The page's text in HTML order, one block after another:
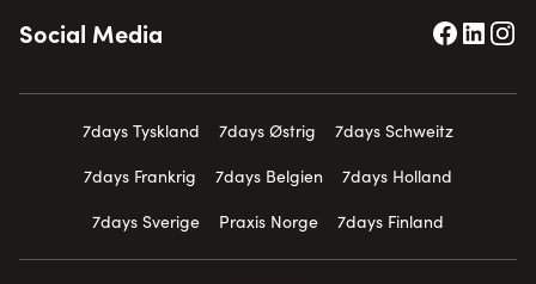
Social Media
7days Tyskland 7days Østrig
7days Schweitz
7days Frankrig
7days Belgien
7days Holland
7days Sverige
Praxis Norge 7days Finland